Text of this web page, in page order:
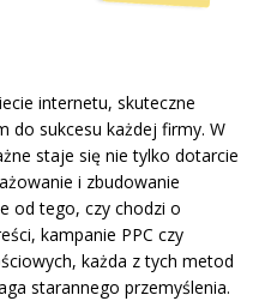
internetu, skuteczne
do sukcesu każdej firmy. W
staje się nie tylko dotarcie
i zbudowanie
od tego, czy chodzi o
kampanie PPC czy
każda z tych metod
starannego przemyślenia.